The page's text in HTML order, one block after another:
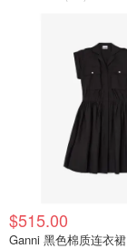
$515.00
Ganni 黑色棉质连衣裙